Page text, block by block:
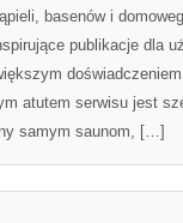
basenów i
publikacje dla
atutem serwisu jest
samym saunom, […]